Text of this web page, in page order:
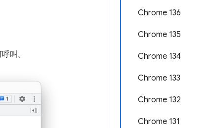
Chrome 136
Chrome 135
Chrome 134
Chrome 133
Chrome 132
Chrome 131
叫。